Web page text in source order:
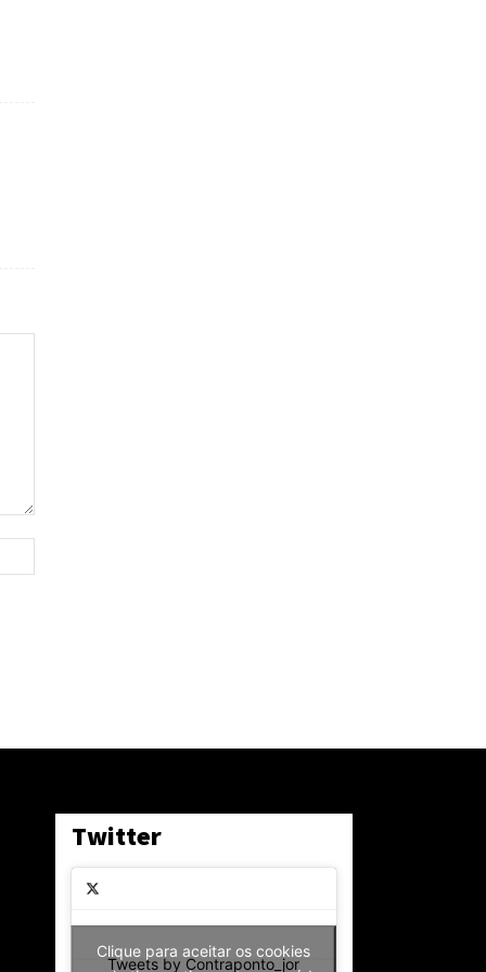
Twitter
Tweets by Contraponto_jor
Clique para aceitar os cookies